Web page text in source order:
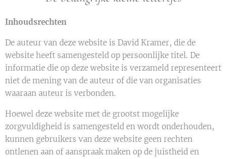
Inhoudsrechten
De auteur van deze website is David Kramer, die de
website heeft samengesteld op persoonlijke titel. De
informatie die op deze website is verzameld representeert
niet de mening van de auteur of die van organisaties
waaraan auteur is verbonden.
Hoewel deze website met de grootst mogelijke
zorgvuldigheid is samengesteld en wordt onderhouden,
kunnen gebruikers van deze website geen rechten
ontlenen aan of aanspraak maken op de juistheid en